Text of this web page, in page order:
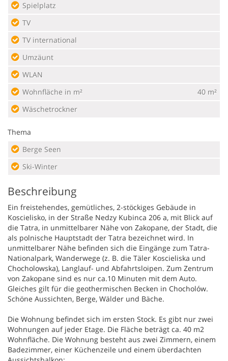
Spielplatz
TV
TV international
Umzäunt
WLAN
Wohnfläche in m²
40 m²
Wäschetrockner
Thema
Berge Seen
Ski-Winter
Beschreibung
Ein freistehendes, gemütliches, 2-stöckiges Gebäude in
Koscielisko, in der Straße Nedzy Kubinca 206 a, mit Blick auf
die Tatra, in unmittelbarer Nähe von Zakopane, der Stadt, die
als polnische Hauptstadt der Tatra bezeichnet wird. In
unmittelbarer Nähe befinden sich die Eingänge zum Tatra-
Nationalpark, Wanderwege (z. B. die Täler Koscieliska und
Chocholowska), Langlauf- und Abfahrtsloipen. Zum Zentrum
von Zakopane sind es nur ca.10 Minuten mit dem Auto.
Gleiches gilt für die geothermischen Becken in Chocholów.
Schöne Aussichten, Berge, Wälder und Bäche.
Die Wohnung befindet sich im ersten Stock. Es gibt nur zwei
Wohnungen auf jeder Etage. Die Fläche beträgt ca. 40 m2
Wohnfläche. Die Wohnung besteht aus zwei Zimmern, einem
Badezimmer, einer Küchenzeile und einem überdachten